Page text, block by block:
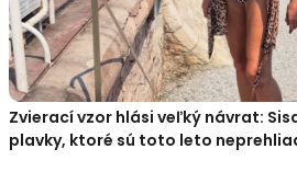
Zvierací vzor hlási veľký návrat:
plavky, ktoré sú toto leto